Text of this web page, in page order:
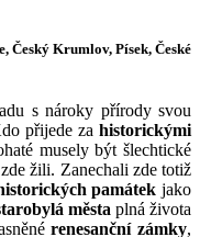
Český Krumlov, Písek, České
s nároky přírody svou
přijede za historickými
musely být šlechtické
žili. Zanechali zde totiž
památek jako
města plná života
renesanční zámky,